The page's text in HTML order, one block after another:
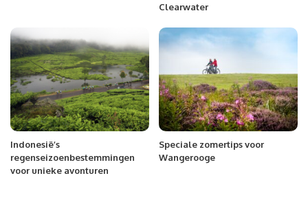
Clearwater
Indonesië’s
regenseizoenbestemmingen
voor unieke avonturen
Speciale zomertips voor
Wangerooge